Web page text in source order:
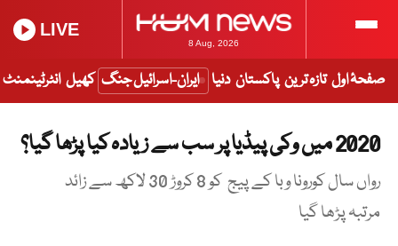
8 Aug, 2026
LIVE
صفحۂ اول تازہ ترین پاکستان دنیا ایران-اسرائیل جنگ کھیل انٹرٹینمنٹ
2020 میں وکی پیڈیا پر سب سے زیادہ کیا پڑھا گیا؟
رواں سال کورونا وبا کے پیج کو 8 کروڑ 30 لاکھ سے زائد
مرتبہ پڑھا گیا